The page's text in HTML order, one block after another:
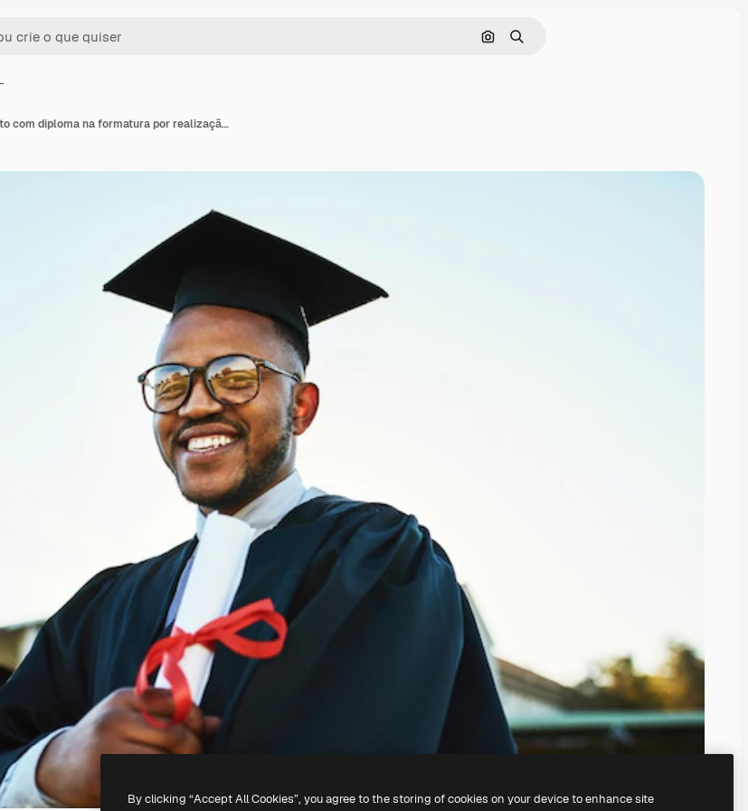
Pesquisar por imagem
Buscar
Homem negro da faculdade e retrato com diploma na formatura por realização ou sucesso de bolsa de estudos Campus céu azul e estudante com certificado de honra por oportunidade de educação ou prêmio acadêmico
By clicking “Accept All Cookies”, you agree to the storing of cookies on your device to enhance site